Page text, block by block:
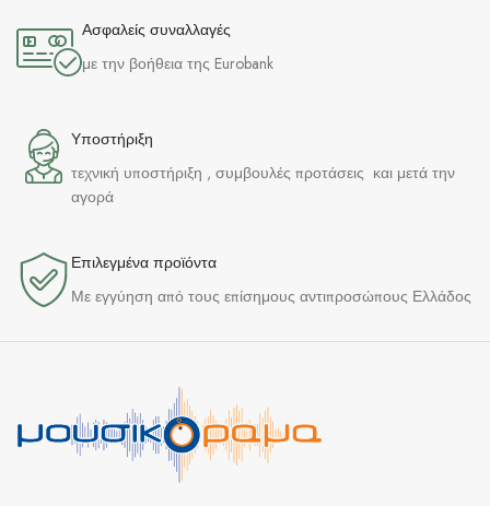
Ασφαλείς συναλλαγές
με την βοήθεια της Eurobank
Υποστήριξη
τεχνική υποστήριξη , συμβουλές προτάσεις και μετά την
αγορά
Επιλεγμένα προϊόντα​
Με εγγύηση από τους επίσημους αντιπροσώπους Ελλάδος